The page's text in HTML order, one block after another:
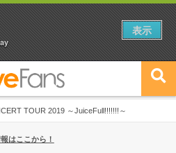
TOUR 2019 ～JuiceFull!!!!!!!～
年上半期編発表！
はここから！
表示